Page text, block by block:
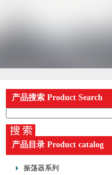
产品搜索 Product Search
产品目录 Product catalog
振荡器系列